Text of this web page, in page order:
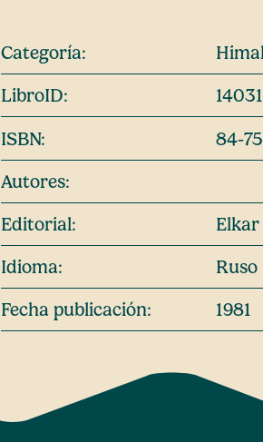
Categoría:
LibroID:
14031
ISBN:
84-
Autores:
Editorial:
Elkar
Idioma:
Ruso
Fecha publicación:
1981